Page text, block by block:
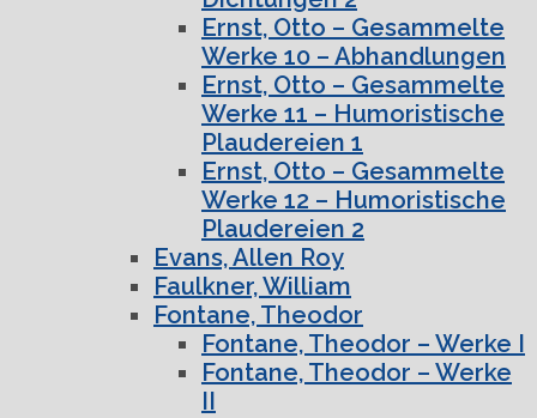
Ernst, Otto – Gesammelte
Werke 10 – Abhandlungen
Ernst, Otto – Gesammelte
Werke 11 – Humoristische
Plaudereien 1
Ernst, Otto – Gesammelte
Werke 12 – Humoristische
Plaudereien 2
Evans, Allen Roy
Faulkner, William
Fontane, Theodor
Fontane, Theodor – Werke I
Fontane, Theodor – Werke
II